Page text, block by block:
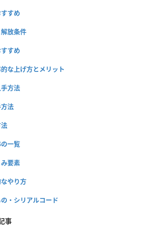
すめ
放条件
すめ
な上げ方とメリット
方法
法
一覧
要素
やり方
・シリアルコード
事